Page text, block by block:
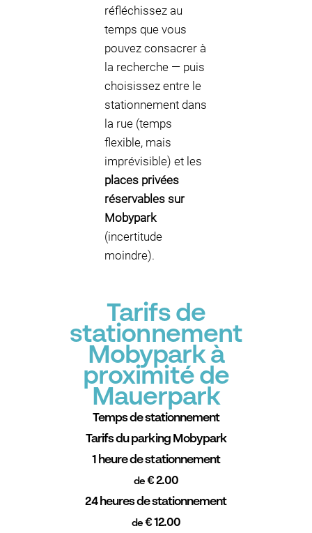
réfléchissez au
temps que vous
pouvez consacrer à
la recherche — puis
choisissez entre le
stationnement dans
la rue (temps
flexible, mais
imprévisible) et les
places privées
réservables sur
Mobypark
(incertitude
moindre).
Tarifs de
stationnement
Mobypark à
proximité de
Mauerpark
Temps de stationnement
Tarifs du parking Mobypark
1 heure de stationnement
de€ 2.00
24 heures de stationnement
de€ 12.00